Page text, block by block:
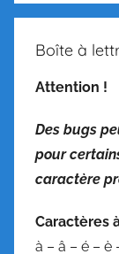
Boîte à
Attention !
Des bugs
pour
caractère
Caractères
à – â – é – è